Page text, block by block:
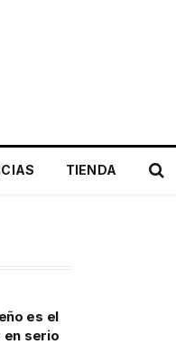
TIENDA
es el
en serio